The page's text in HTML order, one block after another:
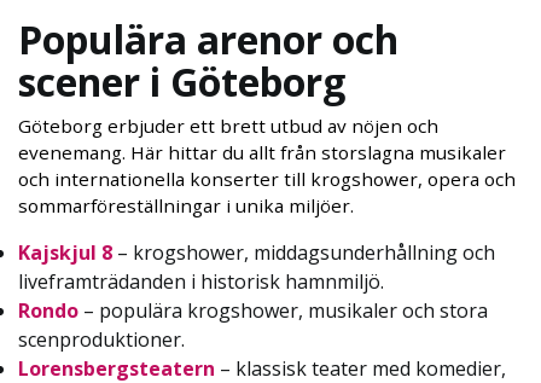
Populära arenor och
scener i Göteborg
Göteborg erbjuder ett brett utbud av nöjen och
evenemang. Här hittar du allt från storslagna musikaler
och internationella konserter till krogshower, opera och
sommarföreställningar i unika miljöer.
Kajskjul 8 – krogshower, middagsunderhållning och
liveframträdanden i historisk hamnmiljö.
Rondo – populära krogshower, musikaler och stora
scenproduktioner.
Lorensbergsteatern – klassisk teater med komedier,